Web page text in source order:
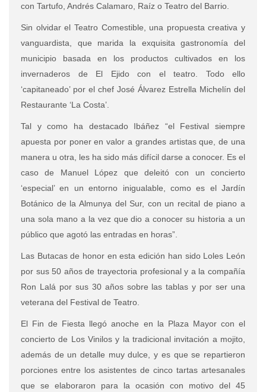
con Tartufo, Andrés Calamaro, Raíz o Teatro del Barrio.
Sin olvidar el Teatro Comestible, una propuesta creativa y
vanguardista, que marida la exquisita gastronomía del
municipio basada en los productos cultivados en los
invernaderos de El Ejido con el teatro. Todo ello
‘capitaneado’ por el chef José Álvarez Estrella Michelín del
Restaurante ‘La Costa’.
Tal y como ha destacado Ibáñez “el Festival siempre
apuesta por poner en valor a grandes artistas que, de una
manera u otra, les ha sido más difícil darse a conocer. Es el
caso de Manuel López que deleitó con un concierto
‘especial’ en un entorno inigualable, como es el Jardín
Botánico de la Almunya del Sur, con un recital de piano a
una sola mano a la vez que dio a conocer su historia a un
público que agotó las entradas en horas”.
Las Butacas de honor en esta edición han sido Loles León
por sus 50 años de trayectoria profesional y a la compañía
Ron Lalá por sus 30 años sobre las tablas y por ser una
veterana del Festival de Teatro.
El Fin de Fiesta llegó anoche en la Plaza Mayor con el
concierto de Los Vinilos y la tradicional invitación a mojito,
además de un detalle muy dulce, y es que se repartieron
porciones entre los asistentes de cinco tartas artesanales
que se elaboraron para la ocasión con motivo del 45